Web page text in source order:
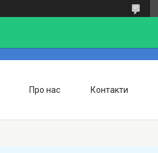
Про нас Контакти